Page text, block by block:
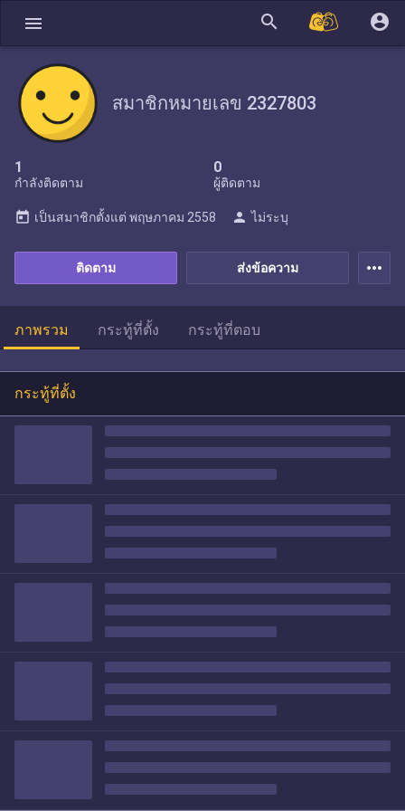
menu search account_circle
สมาชิกหมายเลข 2327803
1
กำลังติดตาม
0
ผู้ติดตาม
ส่งข้อความ
ติดตาม
today เป็นสมาชิกตั้งแต่ พฤษภาคม 2558 person ไม่ระบุ
more_horiz
ภาพรวม กระทู้ที่ตั้ง กระทู้ที่ตอบ
กระทู้ที่ตั้ง